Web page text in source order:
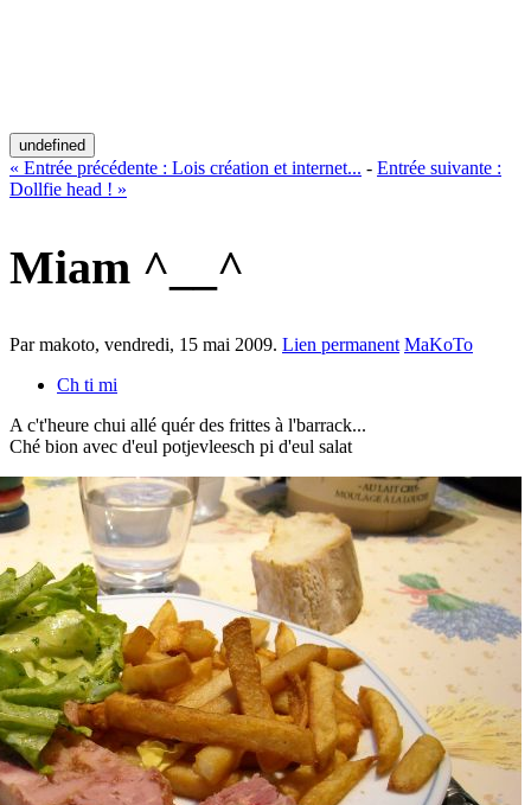
undefined
« Entrée précédente : Lois création et internet... - Entrée suivante :
Dollfie head ! »
Miam ^__^
Par makoto, vendredi, 15 mai 2009. Lien permanent MaKoTo
Ch ti mi
A c't'heure chui allé quér des frittes à l'barrack...
Ché bion avec d'eul potjevleesch pi d'eul salat